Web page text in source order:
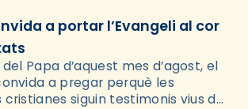
a portar l’Evangeli al cor
Papa d’aquest mes d’agost, el
a pregar perquè les
siguin testimonis vius de